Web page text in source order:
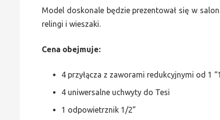
Model doskonale będzie prezentował się w
relingi i wieszaki.
Cena obejmuje:
4 przyłącza z zaworami redukcyjnymi od 1
4 uniwersalne uchwyty do Tesi
1 odpowietrznik 1/2”